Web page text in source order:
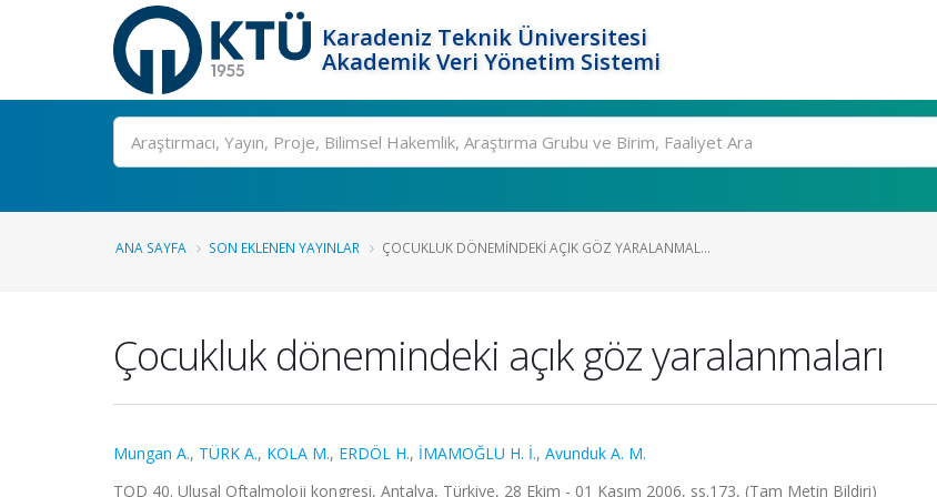
Karadeniz Teknik Üniversitesi
Akademik Veri Yönetim Sistemi
Ara
ANA SAYFA SON EKLENEN YAYINLAR ÇOCUKLUK DÖNEMINDEKI AÇIK GÖZ YARALANMAL...
Çocukluk dönemindeki açık göz yaralanmaları
Mungan A., TÜRK A., KOLA M., ERDÖL H., İMAMOĞLU H. İ., Avunduk A. M.
TOD 40. Ulusal Oftalmoloji kongresi, Antalya, Türkiye, 28 Ekim - 01 Kasım 2006, ss.173, (Tam Metin Bildiri)